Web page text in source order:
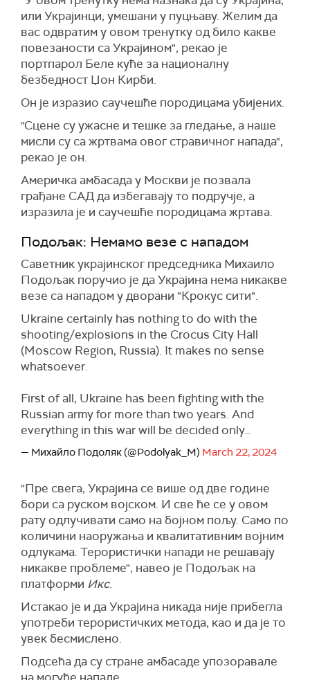
или Украјинци, умешани у пуцњаву. Желим да
вас одвратим у овом тренутку од било какве
повезаности са Украјином", рекао је
портпарол Беле куће за националну
безбедност Џон Кирби.
Он је изразио саучешће породицама убијених.
"Сцене су ужасне и тешке за гледање, а наше
мисли су са жртвама овог стравичног напада",
рекао је он.
Америчка амбасада у Москви је позвала
грађане САД да избегавају то подручје, а
изразила је и саучешће породицама жртава.
Подољак: Немамо везе с нападом
Саветник украјинског председника Михаило
Подољак поручио је да Украјина нема никакве
везе са нападом у дворани "Крокус сити".
Ukraine certainly has nothing to do with the
shooting/explosions in the Crocus City Hall
(Moscow Region, Russia). It makes no sense
whatsoever.
First of all, Ukraine has been fighting with the
Russian army for more than two years. And
everything in this war will be decided only…
— Михайло Подоляк (@Podolyak_M) March 22, 2024
"Пре свега, Украјина се више од две године
бори са руском војском. И све ће се у овом
рату одлучивати само на бојном пољу. Само по
количини наоружања и квалитативним војним
одлукама. Терористички напади не решавају
никакве проблеме", навео је Подољак на
платформи Икс.
Истакао је и да Украјина никада није прибегла
употреби терористичких метода, као и да је то
увек бесмислено.
Подсећа да су стране амбасаде упозоравале